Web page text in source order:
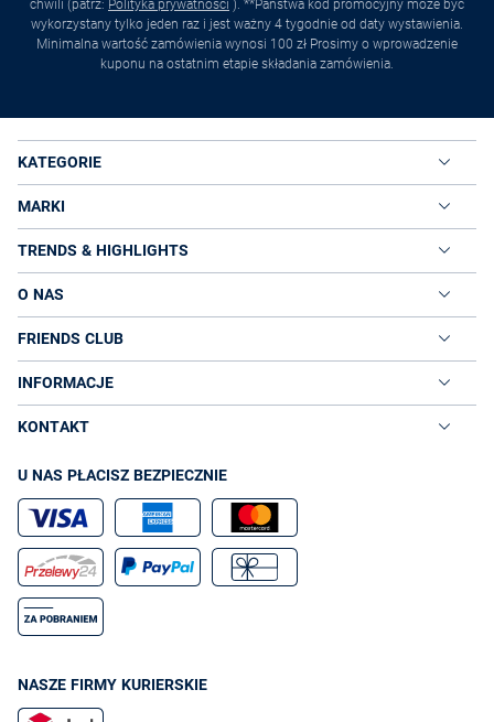
chwili (patrz: Polityka prywatności ). **Państwa kod promocyjny może być
wykorzystany tylko jeden raz i jest ważny 4 tygodnie od daty wystawienia.
Minimalna wartość zamówienia wynosi 100 zł Prosimy o wprowadzenie
kuponu na ostatnim etapie składania zamówienia.
KATEGORIE
MARKI
TRENDS & HIGHLIGHTS
O NAS
FRIENDS CLUB
INFORMACJE
KONTAKT
U NAS PŁACISZ BEZPIECZNIE
NASZE FIRMY KURIERSKIE